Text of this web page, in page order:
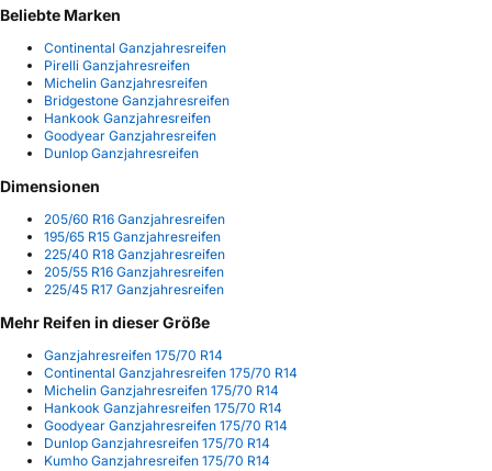
Beliebte Marken
Continental Ganzjahresreifen
Pirelli Ganzjahresreifen
Michelin Ganzjahresreifen
Bridgestone Ganzjahresreifen
Hankook Ganzjahresreifen
Goodyear Ganzjahresreifen
Dunlop Ganzjahresreifen
Dimensionen
205/60 R16 Ganzjahresreifen
195/65 R15 Ganzjahresreifen
225/40 R18 Ganzjahresreifen
205/55 R16 Ganzjahresreifen
225/45 R17 Ganzjahresreifen
Mehr Reifen in dieser Größe
Ganzjahresreifen 175/70 R14
Continental Ganzjahresreifen 175/70 R14
Michelin Ganzjahresreifen 175/70 R14
Hankook Ganzjahresreifen 175/70 R14
Goodyear Ganzjahresreifen 175/70 R14
Dunlop Ganzjahresreifen 175/70 R14
Kumho Ganzjahresreifen 175/70 R14